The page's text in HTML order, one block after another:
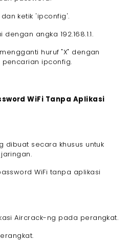
ketik 'ipconfig'.
angka 192.168.1.1.
huruf "X" dengan
ipconfig.
WiFi Tanpa Aplikasi
dibuat secara khusus untuk
WiFi tanpa aplikasi
Aircrack-ng pada perangkat.